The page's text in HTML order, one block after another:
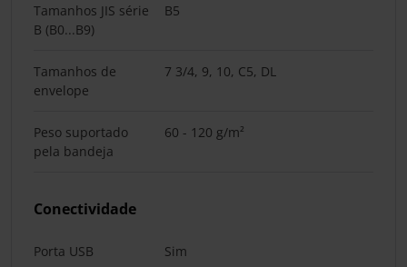
Tamanhos JIS série
B (B0...B9)
B5
Tamanhos de
envelope
7 3/4, 9, 10, C5, DL
Peso suportado
pela bandeja
60 - 120 g/m²
Conectividade
Porta USB Sim